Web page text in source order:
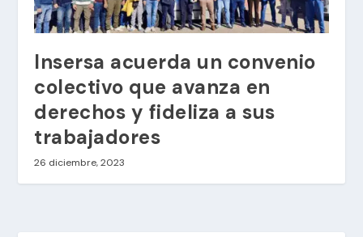
Insersa acuerda un convenio
colectivo que avanza en
derechos y fideliza a sus
trabajadores
26 diciembre, 2023